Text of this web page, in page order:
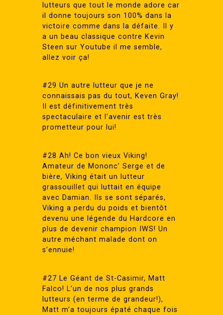
lutteurs que tout le monde adore car
il donne toujours son 100% dans la
victoire comme dans la défaite. Il y
a un beau classique contre Kevin
Steen sur Youtube il me semble,
allez voir ça!
#29 Un autre lutteur que je ne
connaissais pas du tout, Keven Gray!
Il est définitivement très
spectaculaire et l’avenir est très
prometteur pour lui!
#28 Ah! Ce bon vieux Viking!
Amateur de Mononc’ Serge et de
bière, Viking était un lutteur
grassouillet qui luttait en équipe
avec Damian. Ils se sont séparés,
Viking a perdu du poids et bientôt
devenu une légende du Hardcore en
plus de devenir champion IWS! Un
autre méchant malade dont on
s’ennuie!
#27 Le Géant de St-Casimir, Matt
Falco! L’un de nos plus grands
lutteurs (en terme de grandeur!),
Matt m’a toujours épaté chaque fois